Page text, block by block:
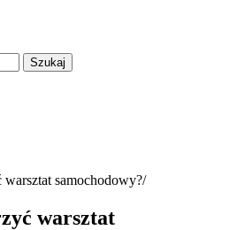
samochodowy?
warsztat